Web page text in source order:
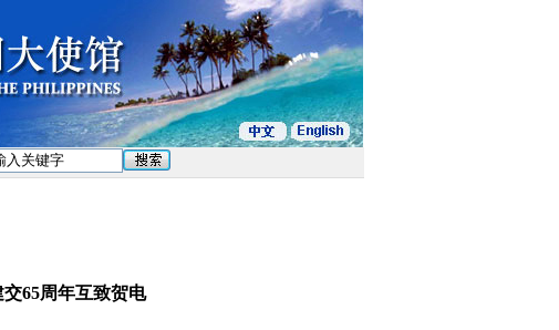
65周年互致贺电